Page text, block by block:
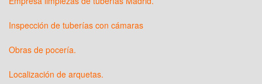
Inspección de tuberías con cámaras
Obras de pocería.
Localización de arquetas.